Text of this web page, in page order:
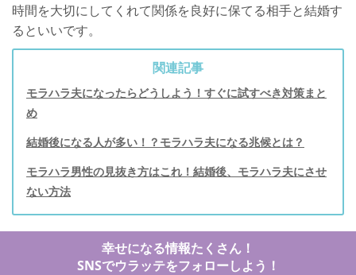
時間を大切にしてくれて関係を良好に保てる相手と結婚す
るといいです。
関連記事
モラハラ夫になったらどうしよう！すぐに試すべき対策まと
め
結婚後になる人が多い！？モラハラ夫になる兆候とは？
モラハラ男性の見抜き方はこれ！結婚後、モラハラ夫にさせ
ない方法
幸せになる情報たくさん！
SNSでウラッテをフォローしよう！